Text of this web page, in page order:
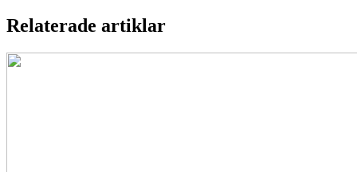
Relaterade artiklar